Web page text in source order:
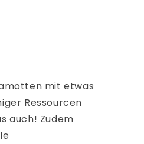
mit etwas
Ressourcen
auch! Zudem